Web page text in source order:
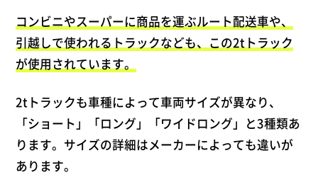
コンビニやスーパーに商品を運ぶルート配送車や、
引越しで使われるトラックなども、この2tトラック
が使用されています。
2tトラックも車種によって車両サイズが異なり、
「ショート」「ロング」「ワイドロング」と3種類あ
ります。サイズの詳細はメーカーによっても違いが
あります。